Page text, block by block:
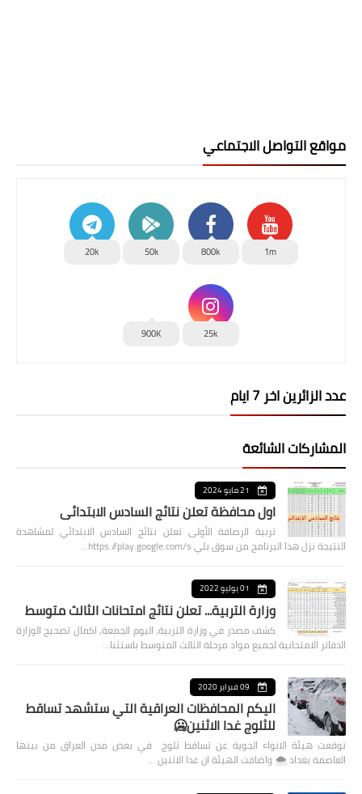
مواقع التواصل الاجتماعي
1m
800k
50k
20k
25k
900K
عدد الزائرين اخر 7 ايام
المشاركات الشائعة
21 مايو 2024
اول محافظة تعلن نتائج السادس الابتدائي
تربية الرصافة الأولى تعلن نتائج السادس الابتدائي لمشاهدة
النتيجة نزل هذا البرنامج من سوق بلي https://play.google.com/s…
01 يوليو 2022
وزارة التربية... تعلن نتائج امتحانات الثالث متوسط
كشف مصدر في وزارة التربية، اليوم الجمعة، اكمال تصحيح الوزارة
الدفاتر الامتحانية لجميع مواد مرحلة الثالث المتوسط باستثنا…
09 فبراير 2020
اليكم المحافظات العراقية التي ستشهد تساقط
للثلوج غدا الاثنين🥶
توقعت هيئة الانواء الجوية عن تساقط ثلوج في بعض مدن العراق من بينها
العاصمة بغداد ⁦🌨️⁩ واضافت الهيئة ان غدا الاثنين …